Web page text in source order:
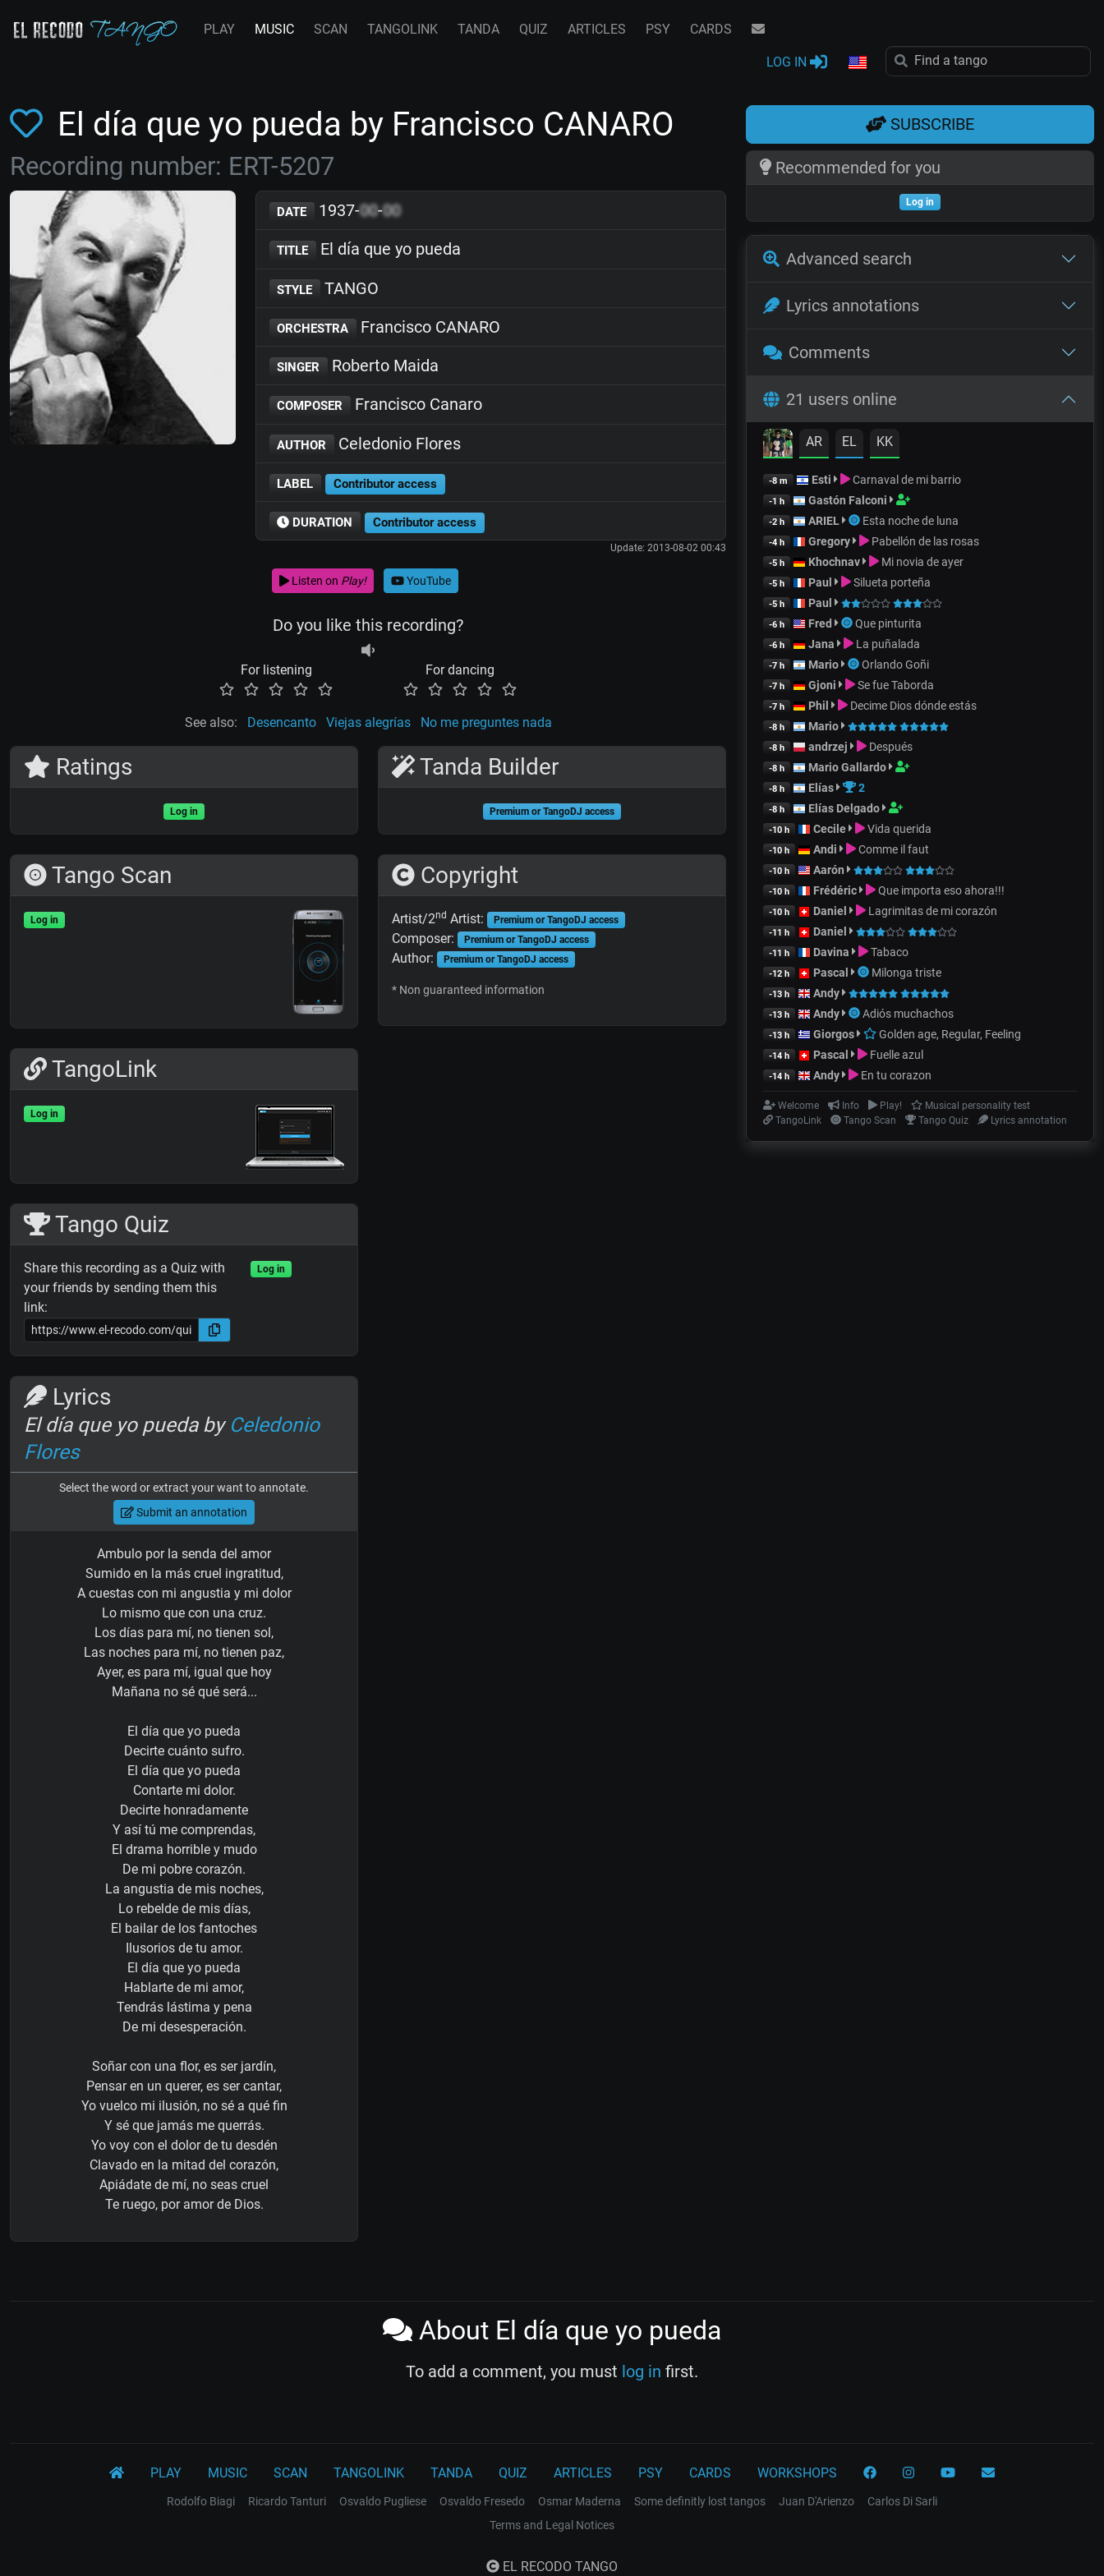
PLAY MUSIC SCAN TANGOLINK TANDA QUIZ ARTICLES PSY CARDS
LOG IN
El día que yo pueda by Francisco CANARO
Recording number: ERT-5207
DATE 1937-00-00
TITLE El día que yo pueda
STYLE TANGO
ORCHESTRA Francisco CANARO
SINGER Roberto Maida
COMPOSER Francisco Canaro
AUTHOR Celedonio Flores
LABEL Contributor access
DURATION Contributor access
Update: 2013-08-02 00:43
Listen on Play! YouTube
Do you like this recording?
For listening For dancing
See also: Desencanto Viejas alegrías No me preguntes nada
Ratings
Log in
Tango Scan
Log in
TangoLink
Log in
Tango Quiz
Share this recording as a Quiz with
your friends by sending them this
link:
Log in
Lyrics
El día que yo pueda by Celedonio
Flores
Select the word or extract your want to annotate.
Submit an annotation
Ambulo por la senda del amor
Sumido en la más cruel ingratitud,
A cuestas con mi angustia y mi dolor
Lo mismo que con una cruz.
Los días para mí, no tienen sol,
Las noches para mí, no tienen paz,
Ayer, es para mí, igual que hoy
Mañana no sé qué será...
El día que yo pueda
Decirte cuánto sufro.
El día que yo pueda
Contarte mi dolor.
Decirte honradamente
Y así tú me comprendas,
El drama horrible y mudo
De mi pobre corazón.
La angustia de mis noches,
Lo rebelde de mis días,
El bailar de los fantoches
Ilusorios de tu amor.
El día que yo pueda
Hablarte de mi amor,
Tendrás lástima y pena
De mi desesperación.
Soñar con una flor, es ser jardín,
Pensar en un querer, es ser cantar,
Yo vuelco mi ilusión, no sé a qué fin
Y sé que jamás me querrás.
Yo voy con el dolor de tu desdén
Clavado en la mitad del corazón,
Apiádate de mí, no seas cruel
Te ruego, por amor de Dios.
Tanda Builder
Premium or TangoDJ access
Copyright
Artist/2nd Artist: Premium or TangoDJ access
Composer: Premium or TangoDJ access
Author: Premium or TangoDJ access
* Non guaranteed information
SUBSCRIBE
Recommended for you
Log in
Advanced search
Lyrics annotations
Comments
21 users online
AR EL KK
-8 m Esti Carnaval de mi barrio
-1 h Gastón Falconi
-2 h ARIEL Esta noche de luna
-4 h Gregory Pabellón de las rosas
-5 h Khochnav Mi novia de ayer
-5 h Paul Silueta porteña
-5 h Paul
-6 h Fred Que pinturita
-6 h Jana La puñalada
-7 h Mario Orlando Goñi
-7 h Gjoni Se fue Taborda
-7 h Phil Decime Dios dónde estás
-8 h Mario
-8 h andrzej Después
-8 h Mario Gallardo
-8 h Elías 2
-8 h Elías Delgado
-10 h Cecile Vida querida
-10 h Andi Comme il faut
-10 h Aarón
-10 h Frédéric Que importa eso ahora!!!
-10 h Daniel Lagrimitas de mi corazón
-11 h Daniel
-11 h Davina Tabaco
-12 h Pascal Milonga triste
-13 h Andy
-13 h Andy Adiós muchachos
-13 h Giorgos Golden age, Regular, Feeling
-14 h Pascal Fuelle azul
-14 h Andy En tu corazon
Welcome Info Play!
Musical personality test
TangoLink
Tango Scan Tango Quiz Lyrics annotation
About El día que yo pueda
To add a comment, you must log in first.
PLAY MUSIC SCAN TANGOLINK TANDA QUIZ ARTICLES PSY CARDS WORKSHOPS
Rodolfo Biagi Ricardo Tanturi Osvaldo Pugliese Osvaldo Fresedo Osmar Maderna Some definitly lost tangos Juan D'Arienzo
Carlos Di Sarli
Terms and Legal Notices
EL RECODO TANGO